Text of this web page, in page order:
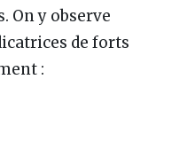
On y observe
de forts
: